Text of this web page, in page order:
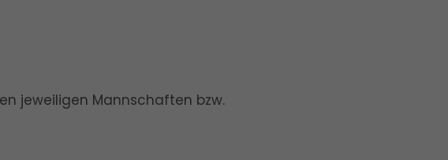
jeweiligen Mannschaften bzw.